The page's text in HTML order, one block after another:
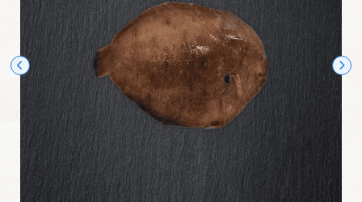
Wijn Fishwives Chardonnay
Wijn Fishwives Merlot
Wijn Fishwives Rose
Wijn Fishwives Sauvignon blanc
Wijn Les Rochers Catharaes Chardonnay
Wijn Tonno Chardonnay
Wijn Tonno Syrah
Zalmforeleitjes
Zeezout